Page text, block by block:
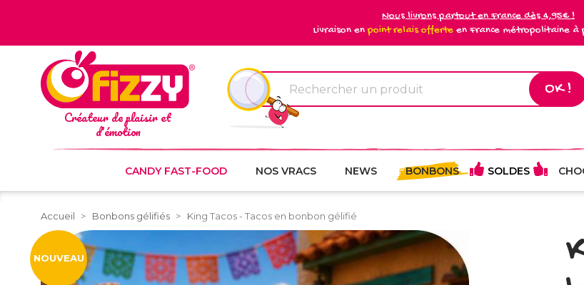
Nous livrons partout en France dès 4,95€ !
Livraison enpoint relais offerteen France métropolitaine à
Créateur de plaisir et
d'émotion
OK !
CANDY FAST-FOOD NOS VRACS NEWS BONBONS SOLDES
Accueil Bonbons gélifiés King Tacos - Tacos en bonbon gélifié
NOUVEAU